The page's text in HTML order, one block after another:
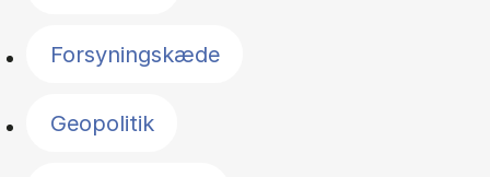
Forsyningskæde
Geopolitik